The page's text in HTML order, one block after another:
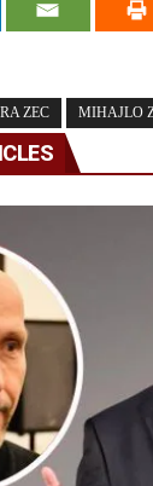
ZEC MIHAJLO